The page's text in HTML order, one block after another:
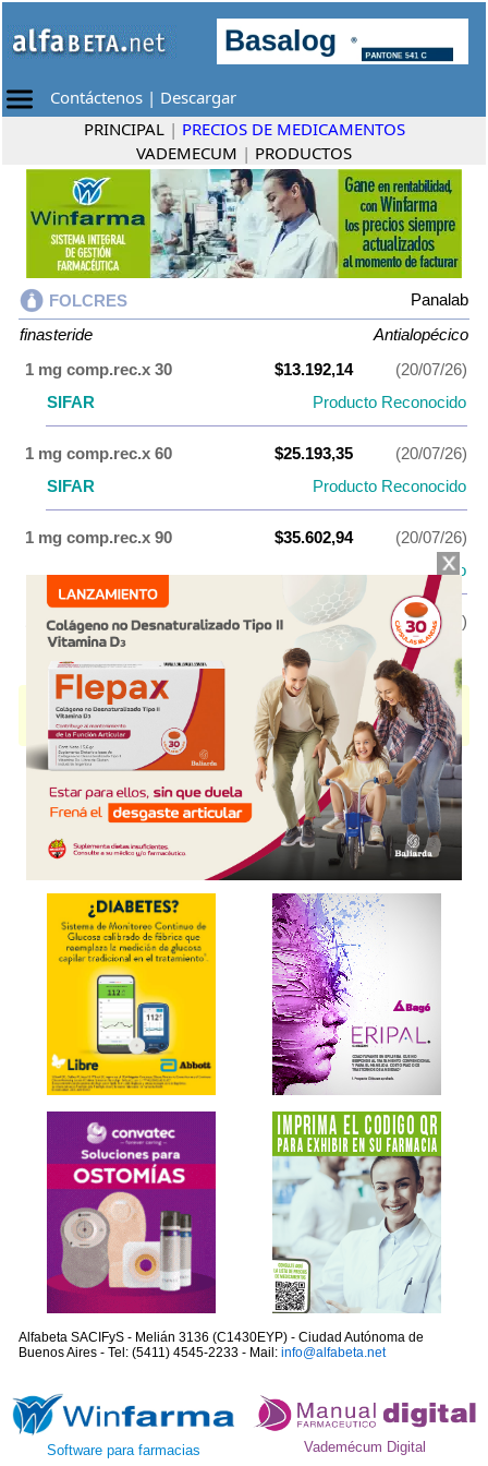
Contáctenos | Descargar
PRINCIPAL | PRECIOS DE MEDICAMENTOS
VADEMECUM | PRODUCTOS
FOLCRES
Panalab
finasteride
Antialopécico
1 mg comp.rec.x 30
$13.192,14
(20/07/26)
SIFAR
Producto Reconocido
1 mg comp.rec.x 60 $25.193,35
(20/07/26)
SIFAR
Producto Reconocido
1 mg comp.rec.x 90 $35.602,94
(20/07/26)
Producto Reconocido
1 mg comp.rec.x 120 $45.958,34 (20/07/26)
FOLCREScontienefinasteride y se indica comoAntialopécico. Es
producido porPanalab y cuenta con 4 presentaciones disponibles.
Otros productos confinasteride
Alfabeta SACIFyS - Melián 3136 (C1430EYP) - Ciudad Autónoma de
Buenos Aires - Tel: (5411) 4545-2233 - Mail: info@alfabeta.net
Software para farmacias Vademécum Digital